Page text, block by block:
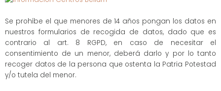
Se prohíbe el que menores de 14 años pongan los datos en
nuestros formularios de recogida de datos, dado que es
contrario al art. 8 RGPD, en caso de necesitar el
consentimiento de un menor, deberá darlo y por lo tanto
recoger datos de la persona que ostenta la Patria Potestad
y/o tutela del menor.